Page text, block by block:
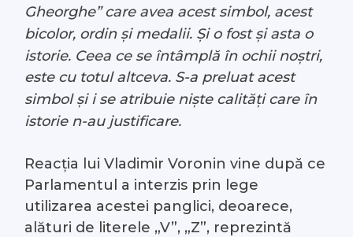
Gheorghe” care avea acest simbol, acest
bicolor, ordin și medalii. Și o fost și asta o
istorie. Ceea ce se întâmplă în ochii noștri,
este cu totul altceva. S-a preluat acest
simbol și i se atribuie niște calități care în
istorie n-au justificare.
Reacția lui Vladimir Voronin vine după ce
Parlamentul a interzis prin lege
utilizarea acestei panglici, deoarece,
alături de literele „V”, „Z”, reprezintă